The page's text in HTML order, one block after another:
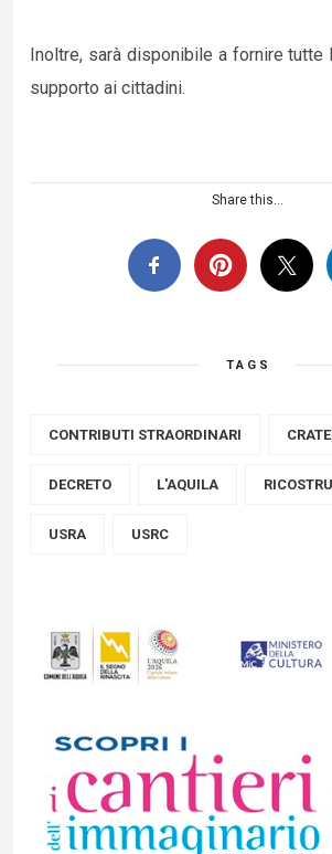
Inoltre, sarà disponibile a fornire tutte
supporto ai cittadini.
Share this...
TAGS
CONTRIBUTI STRAORDINARI
DECRETO L'AQUILA
USRA USRC